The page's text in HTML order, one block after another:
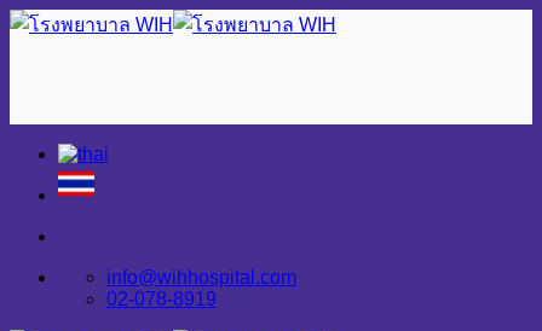
Skip
info@wihhospital.com
02-078-8919